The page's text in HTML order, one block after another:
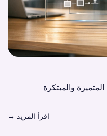
والمبتكرة
اقرأ المزيد →